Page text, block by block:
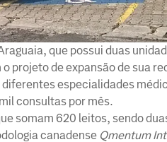
que possui duas
projeto de expansão de sua
especialidades
consultas por mês.
somam 620 leitos, sendo
canadense Qmentum